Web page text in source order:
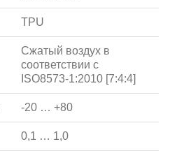
TPU
Сжатый воздух в
соответствии с
ISO8573-1:2010 [7:4:4]
-20 … +80
0,1 … 1,0